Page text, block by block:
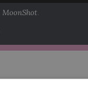
MoonShot.